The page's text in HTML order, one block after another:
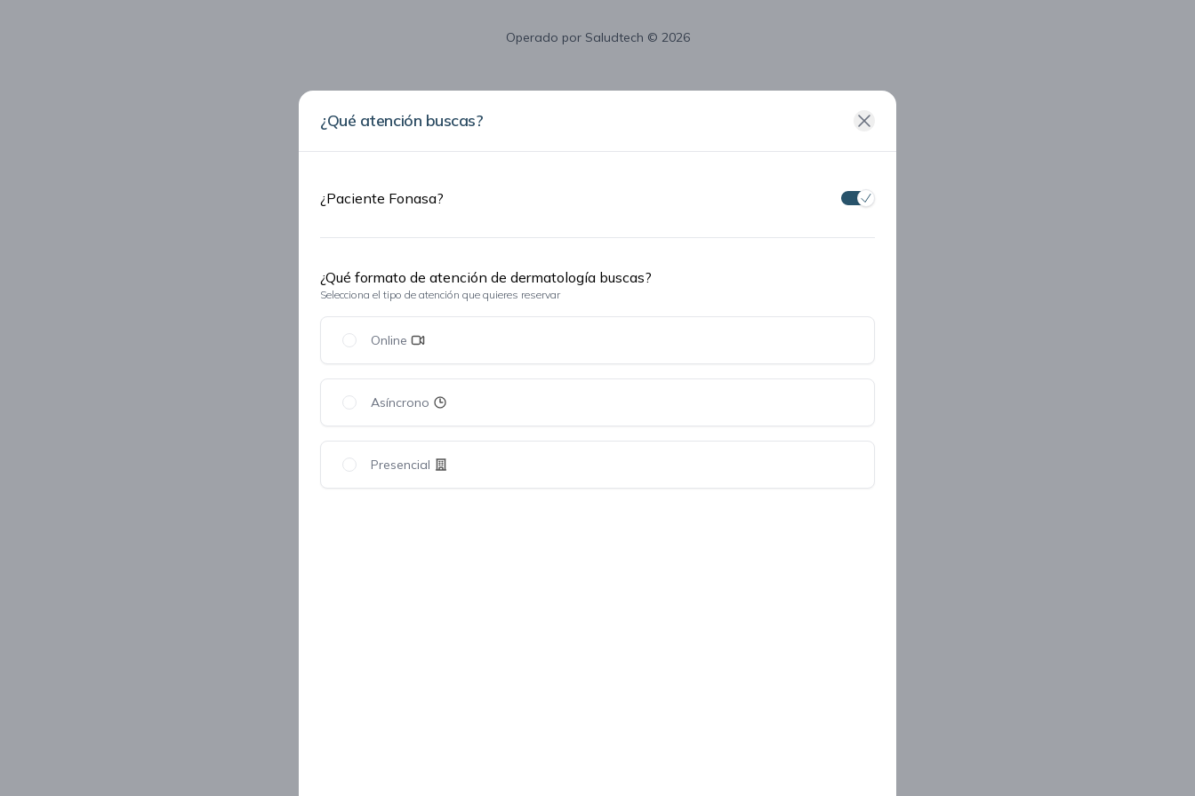
¿Qué atención buscas?
¿Paciente Fonasa?
¿Fonasa?
¿Qué formato de atención de dermatología buscas?
Selecciona el tipo de atención que quieres reservar
Online
Asíncrono
Presencial
Operado por Saludtech © 2026